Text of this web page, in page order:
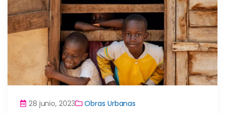
28 junio, 2023 Obras Urbanas